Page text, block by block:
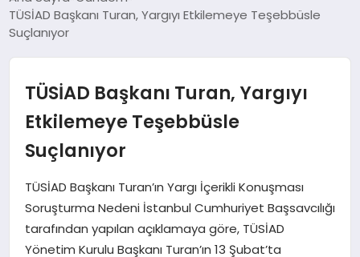
SAĞLIK
TEKNOLOJI
YAŞAM
TÜSİAD Başkanı Turan, Yargıyı Etkilemeye Teşebbüsle
Suçlanıyor
TÜSİAD Başkanı Turan, Yargıyı
Etkilemeye Teşebbüsle
Suçlanıyor
TÜSİAD Başkanı Turan’ın Yargı İçerikli Konuşması
Soruşturma Nedeni İstanbul Cumhuriyet Başsavcılığı
tarafından yapılan açıklamaya göre, TÜSİAD
Yönetim Kurulu Başkanı Turan’ın 13 Şubat’ta